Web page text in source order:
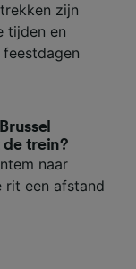
zijn
tijden en
trein?
naar
rit een afstand